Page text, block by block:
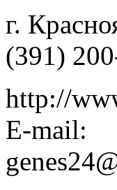
г.
(391)
http://
E-mail: